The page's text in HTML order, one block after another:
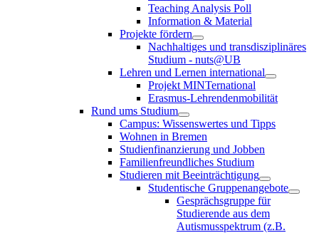
Teaching Analysis Poll
Information & Material
Projekte fördern
Nachhaltiges und transdisziplinäres
Studium - nuts@UB
Lehren und Lernen international
Projekt MINTernational
Erasmus-Lehrendenmobilität
Rund ums Studium
Campus: Wissenswertes und Tipps
Wohnen in Bremen
Studienfinanzierung und Jobben
Familienfreundliches Studium
Studieren mit Beeinträchtigung
Studentische Gruppenangebote
Gesprächsgruppe für
Studierende aus dem
Autismusspektrum (z.B.